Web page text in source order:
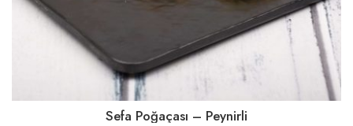
Sefa Poğaçası – Peynirli